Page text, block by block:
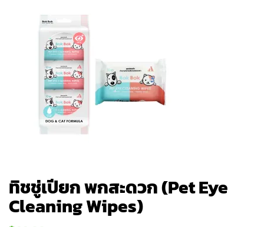
ทิชชู่เปียก พกสะดวก (Pet Eye
Cleaning Wipes)